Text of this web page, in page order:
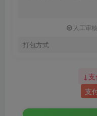
人工审核
打包方式
↓
支